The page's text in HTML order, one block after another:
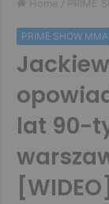
Home / PRIME
PRIME SHOW MMA
lat 90-
[WIDEO]